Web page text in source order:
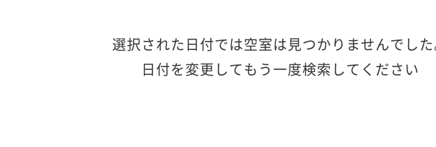
選択された日付では空室は見つかりませんでし
日付を変更してもう一度検索してください